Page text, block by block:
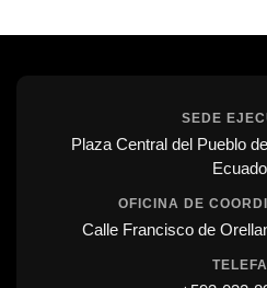
SEDE
Plaza Central del Pueblo
OFICINA DE
Calle Francisco de